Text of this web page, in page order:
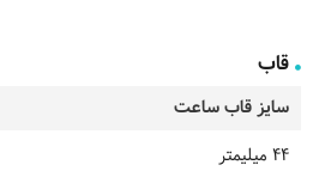
قاب
سایز قاب ساعت
44 میلیمتر